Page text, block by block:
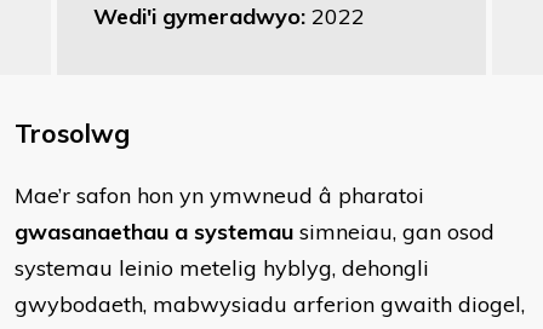
Wedi'i gymeradwyo: 2022
Trosolwg
Mae’r safon hon yn ymwneud â pharatoi
gwasanaethau a systemau simneiau, gan osod
systemau leinio metelig hyblyg, dehongli
gwybodaeth, mabwysiadu arferion gwaith diogel,